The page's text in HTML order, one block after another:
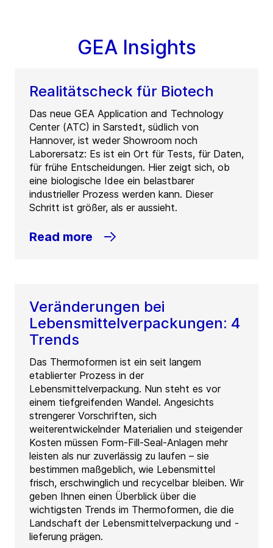
GEA Insights
Realitätscheck für Biotech
Das neue GEA Application and Technology
Center (ATC) in Sarstedt, südlich von
Hannover, ist weder Showroom noch
Laborersatz: Es ist ein Ort für Tests, für Daten,
für frühe Entscheidungen. Hier zeigt sich, ob
eine biologische Idee ein belastbarer
industrieller Prozess werden kann. Dieser
Schritt ist größer, als er aussieht.
Read more
Veränderungen bei
Lebensmittelverpackungen: 4
Trends
Das Thermoformen ist ein seit langem
etablierter Prozess in der
Lebensmittelverpackung. Nun steht es vor
einem tiefgreifenden Wandel. Angesichts
strengerer Vorschriften, sich
weiterentwickelnder Materialien und steigender
Kosten müssen Form-Fill-Seal-Anlagen mehr
leisten als nur zuverlässig zu laufen – sie
bestimmen maßgeblich, wie Lebensmittel
frisch, erschwinglich und recycelbar bleiben. Wir
geben Ihnen einen Überblick über die
wichtigsten Trends im Thermoformen, die die
Landschaft der Lebensmittelverpackung und -
lieferung prägen.